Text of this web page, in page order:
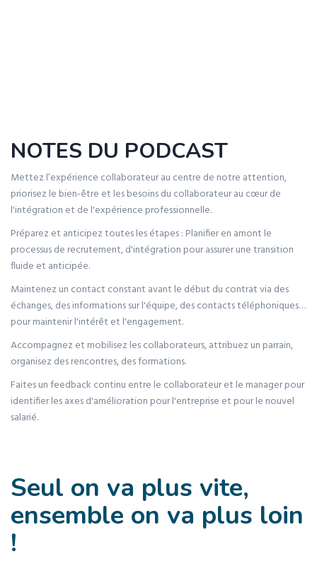
NOTES DU PODCAST
Mettez l’expérience collaborateur au centre de notre attention,
priorisez le bien-être et les besoins du collaborateur au cœur de
l'intégration et de l'expérience professionnelle.
Préparez et anticipez toutes les étapes : Planifier en amont le
processus de recrutement, d'intégration pour assurer une transition
fluide et anticipée.
Maintenez un contact constant avant le début du contrat via des
échanges, des informations sur l'équipe, des contacts téléphoniques…
pour maintenir l'intérêt et l'engagement.
Accompagnez et mobilisez les collaborateurs, attribuez un parrain,
organisez des rencontres, des formations.
Faites un feedback continu entre le collaborateur et le manager pour
identifier les axes d'amélioration pour l'entreprise et pour le nouvel
salarié.
Seul on va plus vite,
ensemble on va plus loin
!